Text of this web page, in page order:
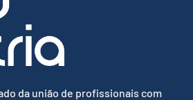
da união de profissionais com